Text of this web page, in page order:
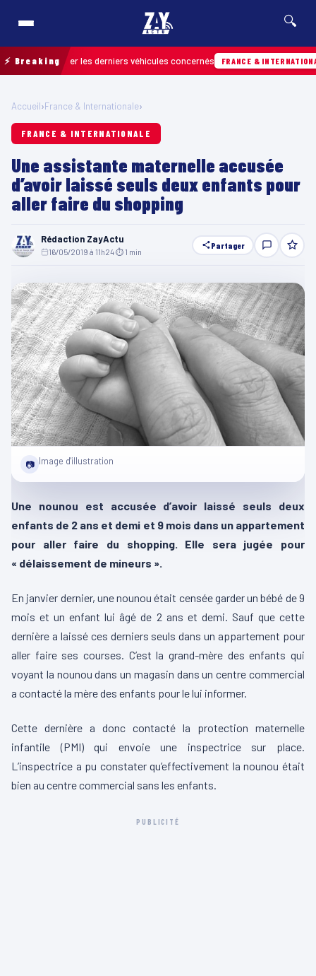
🔍
⚡ Breaking
retrouver les derniers véhicules concernés FRANCE & INTERNATIONALE
Accueil›France & Internationale›
FRANCE & INTERNATIONALE
Une assistante maternelle accusée
d’avoir laissé seuls deux enfants pour
aller faire du shopping
Rédaction ZayActu
16/05/2019 à 11h24⏱ 1 min
Partager
📷 Image d'illustration
Une nounou est accusée d’avoir laissé seuls deux
enfants de 2 ans et demi et 9 mois dans un appartement
pour aller faire du shopping. Elle sera jugée pour
« délaissement de mineurs ».
En janvier dernier, une nounou était censée garder un bébé de 9
mois et un enfant lui âgé de 2 ans et demi. Sauf que cette
dernière a laissé ces derniers seuls dans un appartement pour
aller faire ses courses. C’est la grand-mère des enfants qui
voyant la nounou dans un magasin dans un centre commercial
a contacté la mère des enfants pour le lui informer.
Cette dernière a donc contacté la protection maternelle
infantile (PMI) qui envoie une inspectrice sur place.
L’inspectrice a pu constater qu’effectivement la nounou était
bien au centre commercial sans les enfants.
PUBLICITÉ